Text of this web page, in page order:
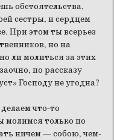
обстоятельства,
сестры, и сердцем
При этом ты всерьез
но на
ли молиться за этих
по рассказу
Господу не угодна?
что-то
молимся только по
ничем — собою, чем-